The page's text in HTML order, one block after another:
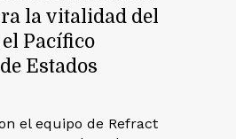
la vitalidad del
Pacífico
Estados
el equipo de Refract